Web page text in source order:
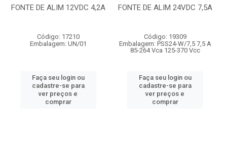
FONTE DE ALIM 12VDC 4,2A
Código: 17210
Embalagem: UN/01
Faça seu login ou
cadastre-se para
ver preços e
comprar
FONTE DE ALIM 24VDC 7,5A
Código: 19309
Embalagem: PSS24-W/7,5 7,5 A
85-264 Vca 125-370 Vcc
Faça seu login ou
cadastre-se para
ver preços e
comprar